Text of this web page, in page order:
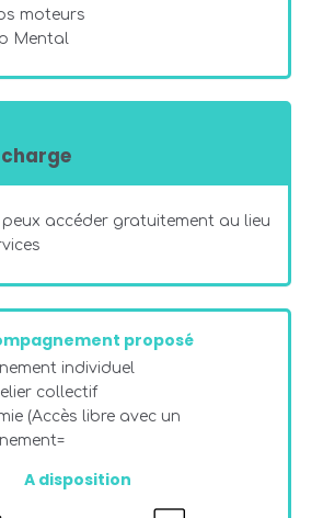
moteurs
Mental
accéder gratuitement au lieu
proposé
individuel
collectif
(Accès libre avec un
A disposition